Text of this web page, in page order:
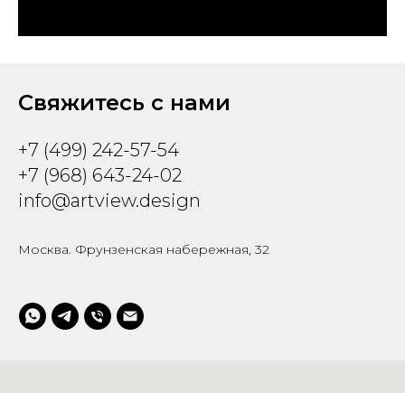
Свяжитесь с нами
+7 (499) 242-57-54
+7 (968) 643-24-02
info@artview.design
Москва. Фрунзенская набережная, 32